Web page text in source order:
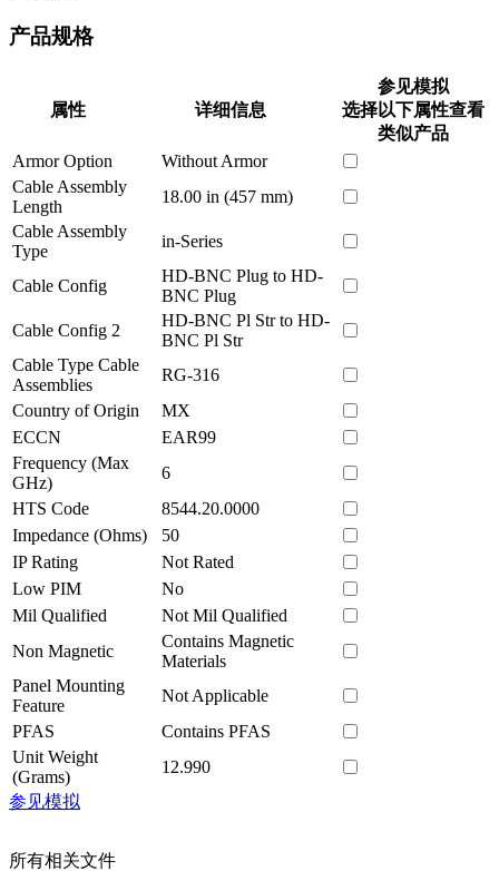
产品规格
属性 详细信息
参见模拟
选择以下属性查看
类似产品
Armor Option
Without Armor
Cable Assembly
Length
18.00 in (457 mm)
Cable Assembly
Type
in-Series
Cable Config
HD-BNC Plug to HD-
BNC Plug
Cable Config 2
HD-BNC Pl Str to HD-
BNC Pl Str
Cable Type Cable
Assemblies
RG-316
Country of Origin
MX
ECCN
EAR99
Frequency (Max
GHz)
6
HTS Code
8544.20.0000
Impedance (Ohms)
50
IP Rating
Not Rated
Low PIM
No
Mil Qualified
Not Mil Qualified
Non Magnetic
Contains Magnetic
Materials
Panel Mounting
Feature
Not Applicable
PFAS
Contains PFAS
Unit Weight
(Grams)
12.990
参见模拟
所有相关文件